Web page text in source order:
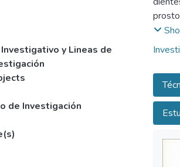
un
El
Investigativo y Lineas de
de Investigación